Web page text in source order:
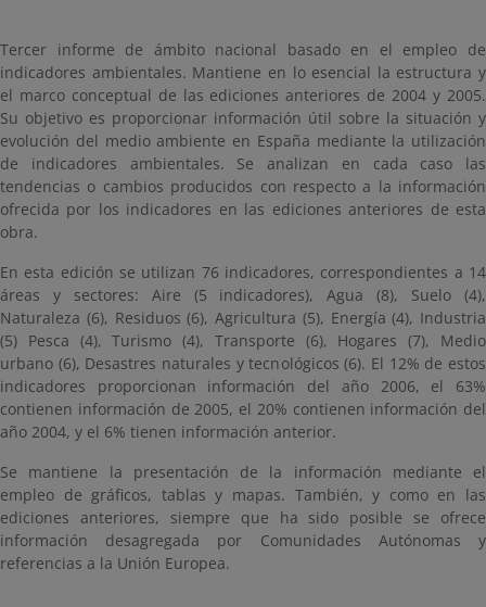
Tercer informe de ámbito nacional basado en el empleo de
indicadores ambientales. Mantiene en lo esencial la estructura y
el marco conceptual de las ediciones anteriores de 2004 y 2005.
Su objetivo es proporcionar información útil sobre la situación y
evolución del medio ambiente en España mediante la utilización
de indicadores ambientales. Se analizan en cada caso las
tendencias o cambios producidos con respecto a la información
ofrecida por los indicadores en las ediciones anteriores de esta
obra.
En esta edición se utilizan 76 indicadores, correspondientes a 14
áreas y sectores: Aire (5 indicadores), Agua (8), Suelo (4),
Naturaleza (6), Residuos (6), Agricultura (5), Energía (4), Industria
(5) Pesca (4), Turismo (4), Transporte (6), Hogares (7), Medio
urbano (6), Desastres naturales y tecnológicos (6). El 12% de estos
indicadores proporcionan información del año 2006, el 63%
contienen información de 2005, el 20% contienen información del
año 2004, y el 6% tienen información anterior.
Se mantiene la presentación de la información mediante el
empleo de gráficos, tablas y mapas. También, y como en las
ediciones anteriores, siempre que ha sido posible se ofrece
información desagregada por Comunidades Autónomas y
referencias a la Unión Europea.